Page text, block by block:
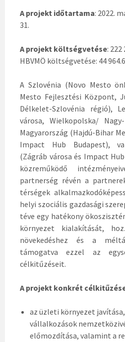
A projekt időtartama: 2022.
31.
A projekt költségvetése: 222
HBVMÖ költségvetése: 44
A Szlovénia (Novo Mesto
Mesto Fejlesztési Központ,
Délkelet-Szlovénia régió),
városa, Wielkopolska/
Magyarország (Hajdú-Bihar
Impact Hub Budapest),
(Zágráb városa és Impact
közreműködő
partnerség révén a
térségek
helyi szociális gazdasági
téve egy hatékony
környezet kialakítását,
növekedéshez és a
támogatva ezzel az
célkitűzéseit.
A projekt konkrét
az üzleti környezet
vállalkozások
előmozdítása, valamint a